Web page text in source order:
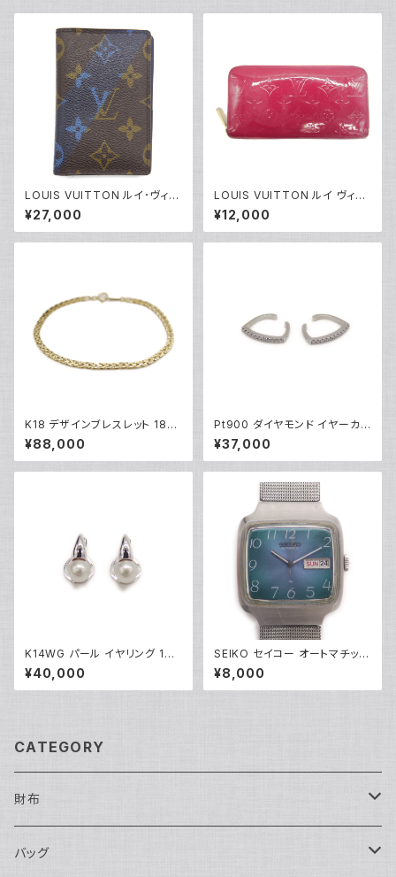
LOUIS VUITTON ルイ･ヴィト
ン オーガナイザードゥポッシュ
モノグラム カードケース M6117
1 Y04465
¥27,000
LOUIS VUITTON ルイ ヴィト
ン ジッピー・ウォレット モノグラ
ム ヴェルニ ローズアンディアン
長財布 M90075 Y05071
¥12,000
K18 デザインブレスレット 18金
チェーンブレスレット Y04933
¥88,000
Pt900 ダイヤモンド イヤーカフ
プラチナ Y05254
¥37,000
K14WG パール イヤリング 14
金 クリップ式 Y05249
¥40,000
SEIKO セイコー オートマチック
2409-3010 自動巻き スクエ
アダイアル アンティーク 青文字
盤 ※裏蓋個人名刻印あり Y05
¥8,000
CATEGORY
財布
長財布
バッグ